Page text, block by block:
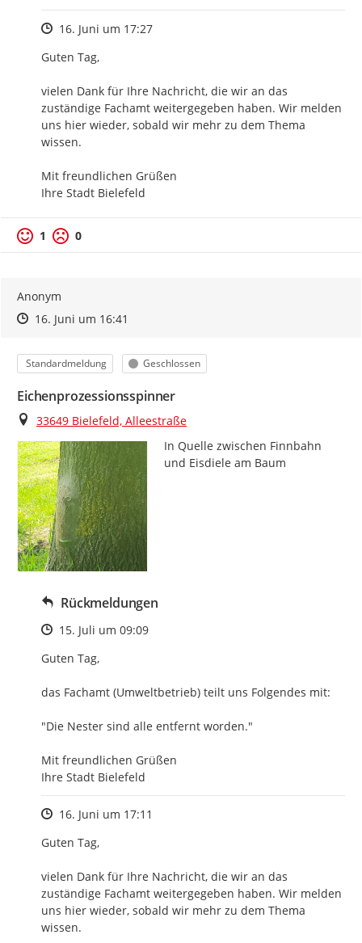
Zeitpunkt des Erstellens
16. Juni um 17:27
Guten Tag,
vielen Dank für Ihre Nachricht, die wir an das
zuständige Fachamt weitergegeben haben. Wir melden
uns hier wieder, sobald wir mehr zu dem Thema
wissen.
Mit freundlichen Grüßen
Ihre Stadt Bielefeld
1 0
Anonym
Zeitpunkt des Erstellens
Zeitpunkt des Erstellens
16. Juni um 16:41
Kategorie
Standardmeldung Status
Geschlossen
Eichenprozessionsspinner
Ort
33649 Bielefeld, Alleestraße
In Quelle zwischen Finnbahn
und Eisdiele am Baum
Rückmeldungen
Zeitpunkt des Erstellens
15. Juli um 09:09
Guten Tag,
das Fachamt (Umweltbetrieb) teilt uns Folgendes mit:
"Die Nester sind alle entfernt worden."
Mit freundlichen Grüßen
Ihre Stadt Bielefeld
Zeitpunkt des Erstellens
16. Juni um 17:11
Guten Tag,
vielen Dank für Ihre Nachricht, die wir an das
zuständige Fachamt weitergegeben haben. Wir melden
uns hier wieder, sobald wir mehr zu dem Thema
wissen.